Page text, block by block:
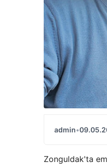
admin•
Zonguldak'ta